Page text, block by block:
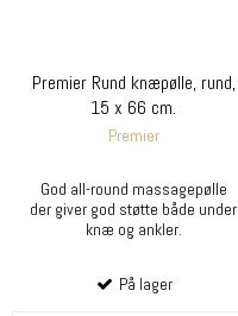
Premier Rund knæpølle, rund,
15 x 66 cm.
Premier
God all-round massagepølle
der giver god støtte både under
knæ og ankler.
På lager